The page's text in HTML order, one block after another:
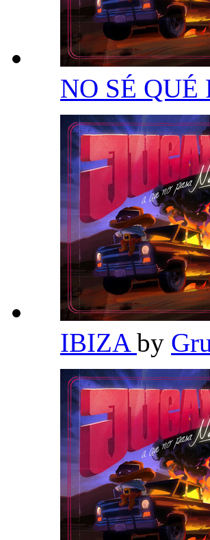
NO SÉ QUÉ
IBIZA by